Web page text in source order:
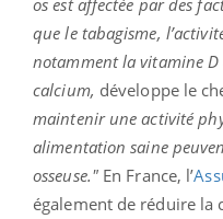
que le tabagisme,
notamment la vitamine
calcium, développe le
maintenir une activité
alimentation saine
osseuse." En France, l’
également de réduire la